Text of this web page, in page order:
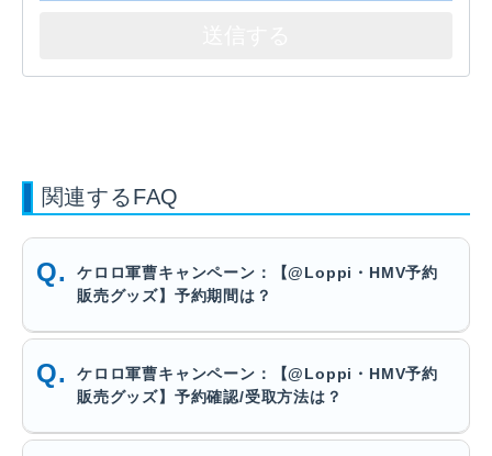
関連するFAQ
ケロロ軍曹キャンペーン：【@Loppi・HMV予約
販売グッズ】予約期間は？
ケロロ軍曹キャンペーン：【@Loppi・HMV予約
販売グッズ】予約確認/受取方法は？